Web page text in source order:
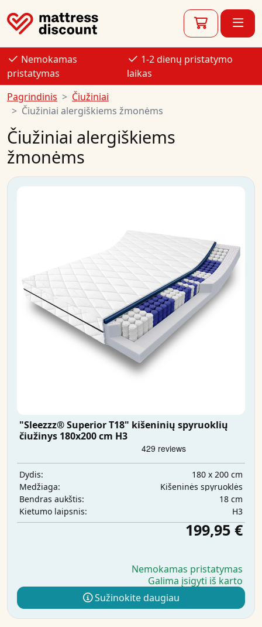
Nemokamas
pristatymas
1-2 dienų pristatymo
laikas
Pagrindinis
Čiužiniai
Čiužiniai alergiškiems žmonėms
Čiužiniai alergiškiems
žmonėms
"Sleezzz® Superior T18" kišeninių spyruoklių
čiužinys 180x200 cm H3
Dydis:
180 x 200 cm
Medžiaga:
Kišeninės spyruoklės
Bendras aukštis:
18 cm
Kietumo laipsnis:
H3
199,95 €
Nemokamas pristatymas
Galima įsigyti iš karto
Sužinokite daugiau